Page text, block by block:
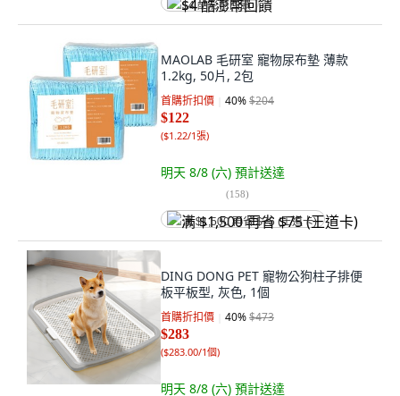
$4 酷澎幣回饋
MAOLAB 毛研室 寵物尿布墊 薄款
1.2kg, 50片, 2包
首購折扣價 40%$204
$122
($1.22/1張)
明天 8/8 (六) 預計送達
(158)
满 $1,500 再省 $75 (王道卡)
DING DONG PET 寵物公狗柱子排便
板平板型, 灰色, 1個
首購折扣價 40%$473
$283
($283.00/1個)
明天 8/8 (六) 預計送達